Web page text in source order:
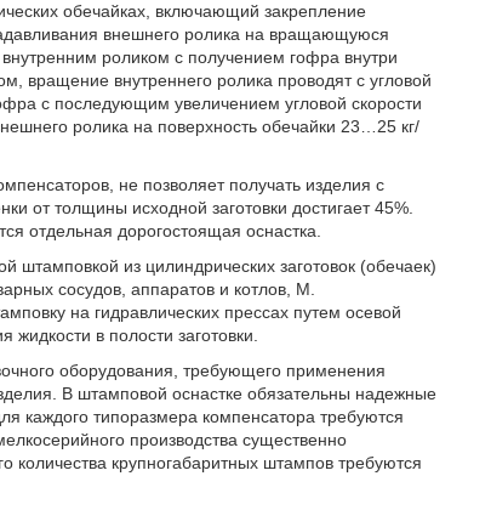
обечайках, включающий закрепление
внешнего ролика на вращающуюся
роликом с получением гофра внутри
вращение внутреннего ролика проводят с угловой
с последующим увеличением угловой скорости
ролика на поверхность обечайки 23…25 кг/
не позволяет получать изделия с
от толщины исходной заготовки достигает 45%.
отдельная дорогостоящая оснастка.
штамповкой из цилиндрических заготовок (обечаек)
сосудов, аппаратов и котлов, М.
на гидравлических прессах путем осевой
в полости заготовки.
оборудования, требующего применения
В штамповой оснастке обязательны надежные
каждого типоразмера компенсатора требуются
производства существенно
количества крупногабаритных штампов требуются